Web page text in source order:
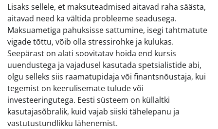
Lisaks sellele, et maksuteadmised aitavad raha säästa,
aitavad need ka vältida probleeme seadusega.
Maksuametiga pahuksisse sattumine, isegi tahtmatute
vigade tõttu, võib olla stressirohke ja kulukas.
Seepärast on alati soovitatav hoida end kursis
uuendustega ja vajadusel kasutada spetsialistide abi,
olgu selleks siis raamatupidaja või finantsnõustaja, kui
tegemist on keerulisemate tulude või
investeeringutega. Eesti süsteem on küllaltki
kasutajasõbralik, kuid vajab siiski tähelepanu ja
vastutustundlikku lähenemist.